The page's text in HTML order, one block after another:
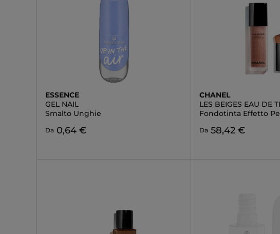
ESSENCE
GEL NAIL
Smalto Unghie
Da 0,64 €
CHANEL
LES BEIGES EAU DE
Fondotinta Effetto
Da 58,42 €